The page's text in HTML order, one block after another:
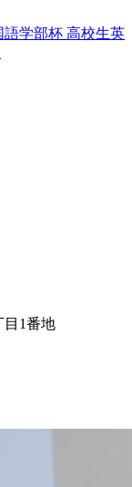
学部杯 高校生英
目1番地